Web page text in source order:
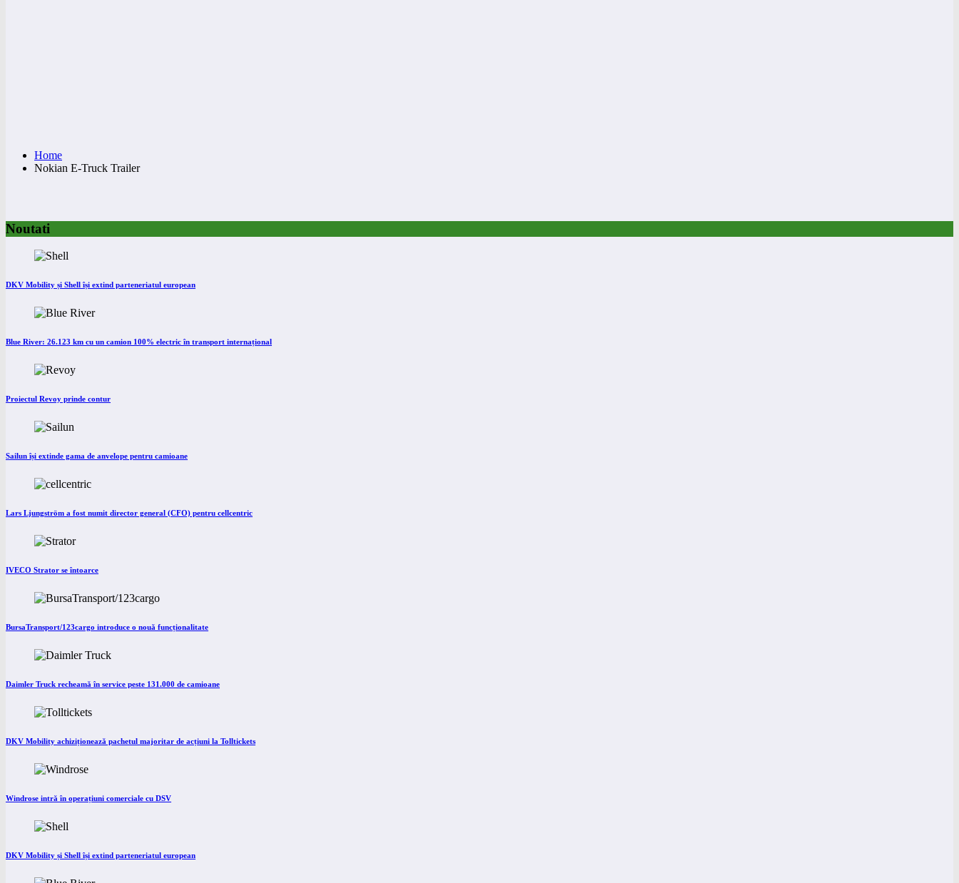
Home
Nokian E-Truck Trailer
Noutati
DKV Mobility și Shell își extind parteneriatul european
Blue River: 26.123 km cu un camion 100% electric în transport internațional
Proiectul Revoy prinde contur
Sailun își extinde gama de anvelope pentru camioane
Lars Ljungström a fost numit director general (CFO) pentru cellcentric
IVECO Strator se întoarce
BursaTransport/123cargo introduce o nouă funcționalitate
Daimler Truck recheamă în service peste 131.000 de camioane
DKV Mobility achiziționează pachetul majoritar de acțiuni la Tolltickets
Windrose intră în operațiuni comerciale cu DSV
DKV Mobility și Shell își extind parteneriatul european